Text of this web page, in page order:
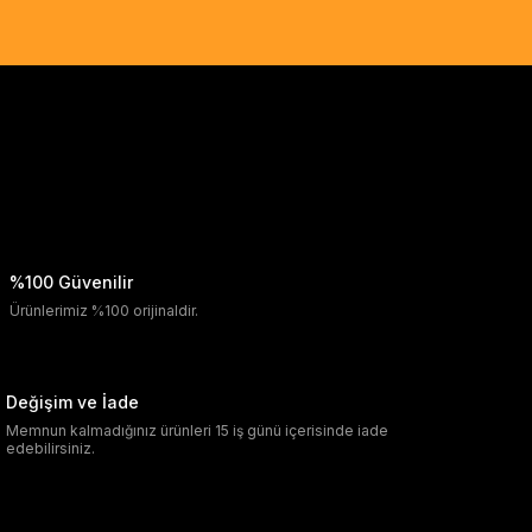
%100 Güvenilir
Ürünlerimiz %100 orijinaldir.
Değişim ve İade
Memnun kalmadığınız ürünleri 15 iş günü içerisinde iade
edebilirsiniz.